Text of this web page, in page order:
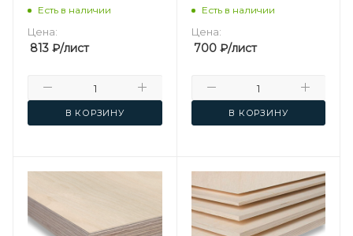
березовая
Есть в наличии
Цена:
813 ₽/лист
В КОРЗИНУ
нешлифованная
Есть в наличии
Цена:
700₽/лист
В КОРЗИНУ